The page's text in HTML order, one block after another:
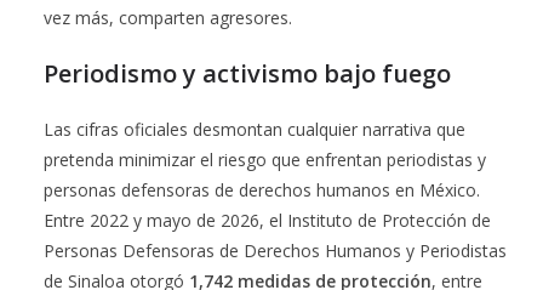
vez más, comparten agresores.
Periodismo y activismo bajo fuego
Las cifras oficiales desmontan cualquier narrativa que
pretenda minimizar el riesgo que enfrentan periodistas y
personas defensoras de derechos humanos en México.
Entre 2022 y mayo de 2026, el Instituto de Protección de
Personas Defensoras de Derechos Humanos y Periodistas
de Sinaloa otorgó 1,742 medidas de protección, entre